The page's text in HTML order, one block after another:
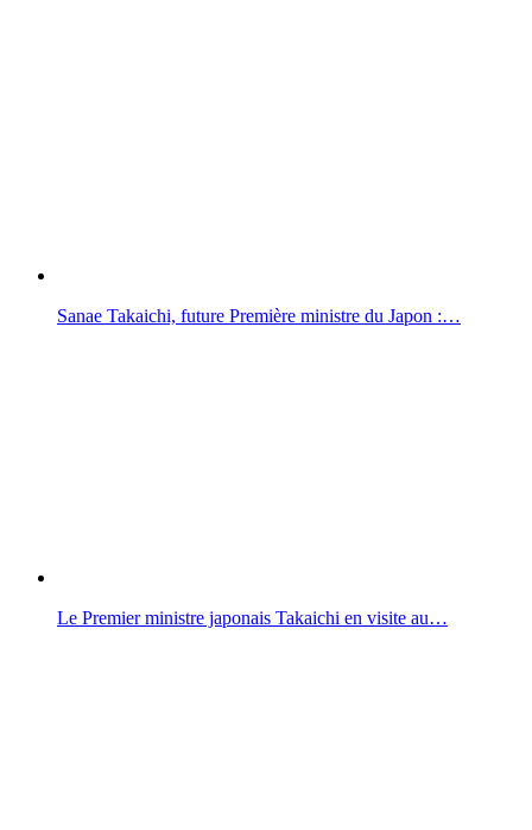
Sanae Takaichi, future Première ministre du Japon :…
Le Premier ministre japonais Takaichi en visite au…